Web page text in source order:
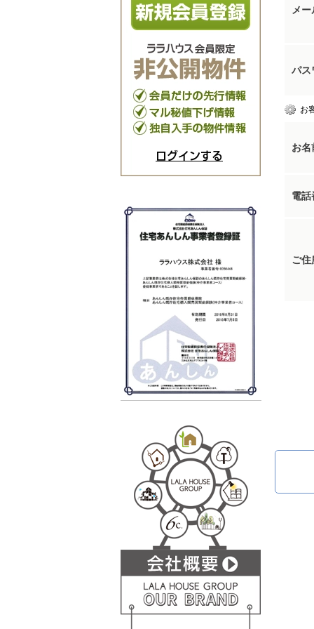
メ
パス
お
お名
電話
ご住
ログインする